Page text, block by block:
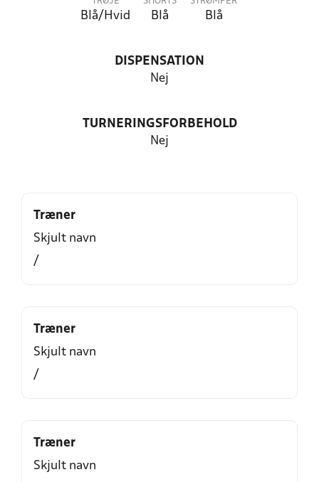
Blå/Hvid Blå Blå
DISPENSATION
Nej
TURNERINGSFORBEHOLD
Nej
Træner
Skjult navn
/
Træner
Skjult navn
/
Træner
Skjult navn